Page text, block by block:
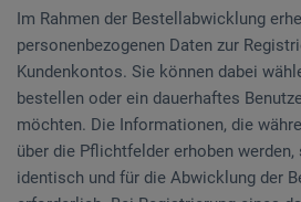
Im Rahmen der Bestellabwicklung
personenbezogenen Daten zur
Kundenkontos. Sie können dabei
bestellen oder ein dauerhaftes
möchten. Die Informationen, die
über die Pflichtfelder erhoben werden,
identisch und für die Abwicklung der